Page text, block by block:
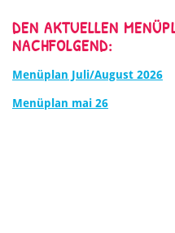
DEN AKTUELLEN
NACHFOLGEND:
Menüplan Juli/August 2026
Menüplan mai 26